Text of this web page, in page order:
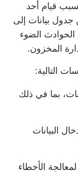
دولار بسبب قيام أحد
بيانات إلى
الضوء
المخزون.
التالية:
بما في ذلك
البيانات
الأخطاء